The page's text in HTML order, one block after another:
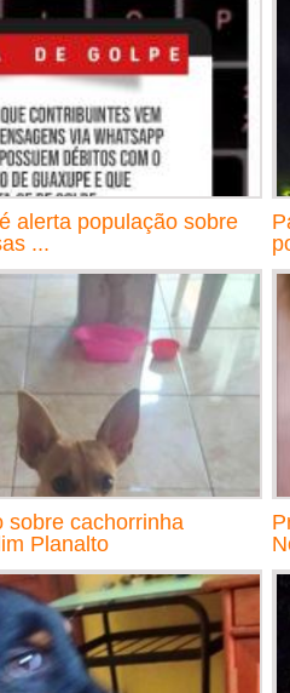
alerta população sobre
...
sobre cachorrinha
Planalto